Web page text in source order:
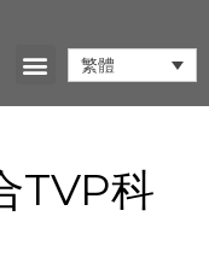
繁體
TVP科